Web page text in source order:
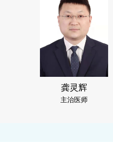
龚灵辉
主治医师